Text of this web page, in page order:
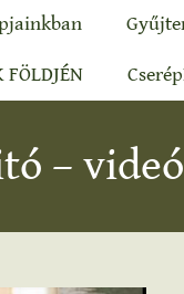
FÖLDJÉN
– videó